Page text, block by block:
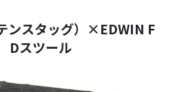
ンスタッグ）×EDWIN F
Dスツール